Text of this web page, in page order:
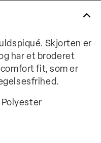
Skjorten er
har et broderet
fit, som er
Polyester